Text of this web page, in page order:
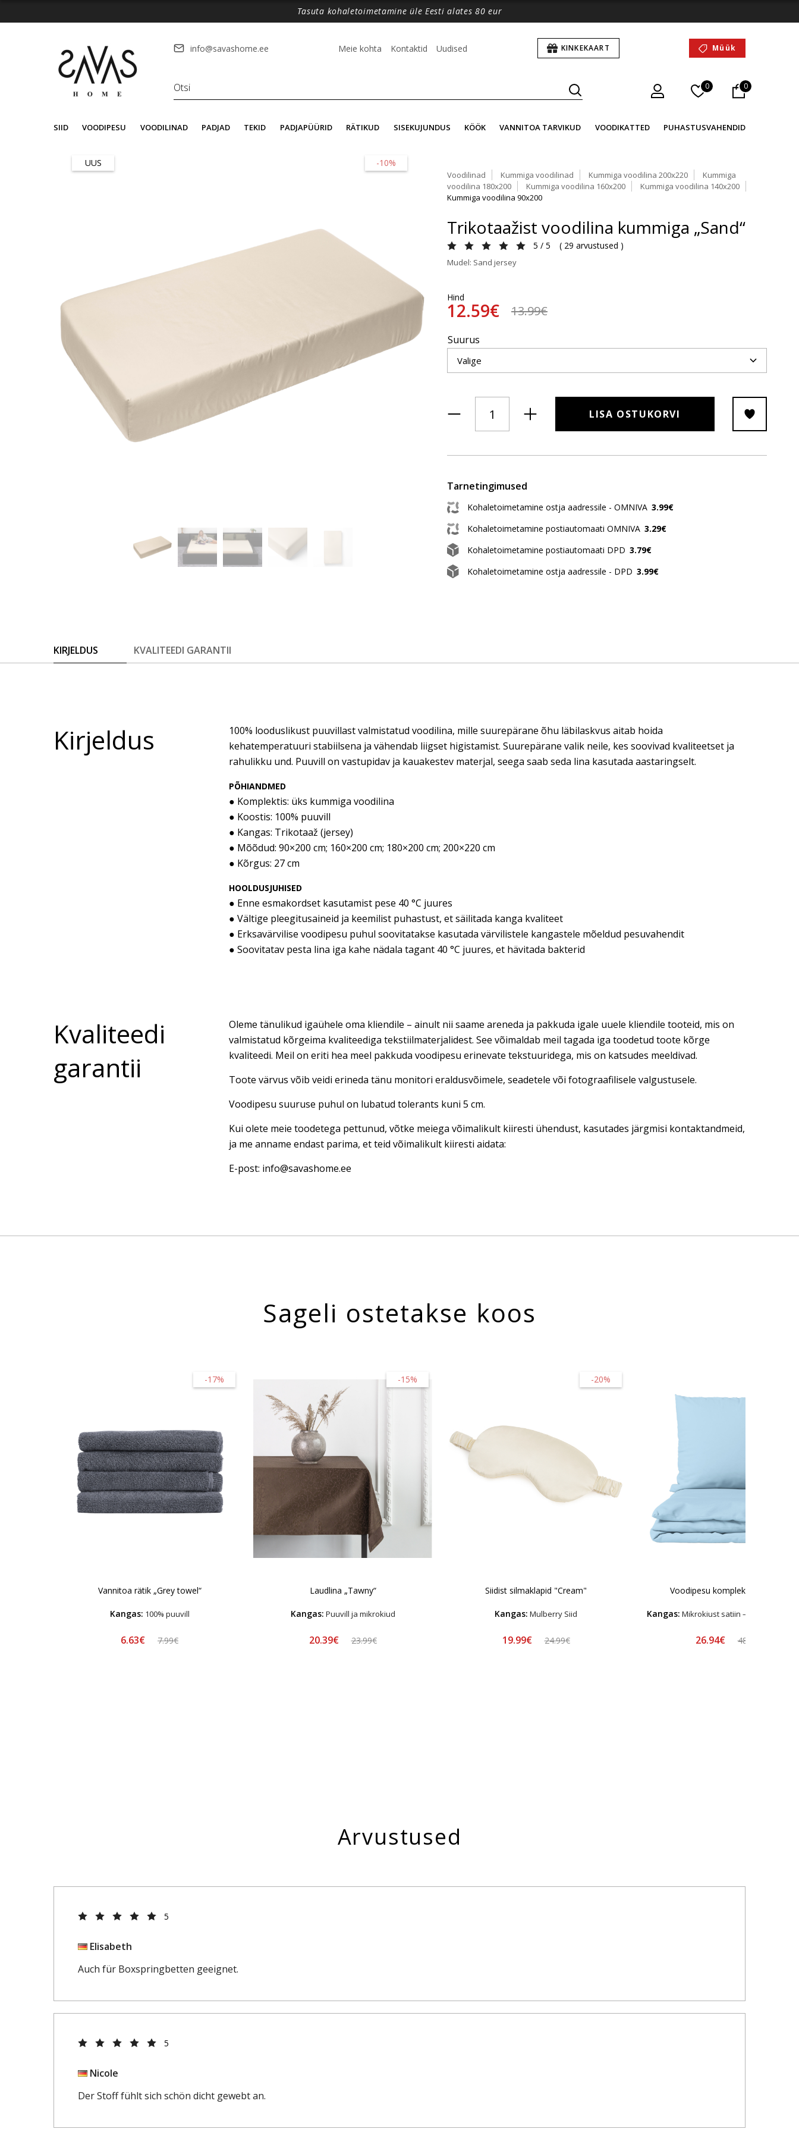
Tasuta kohaletoimetamine üle Eesti alates 80 eur
info@savashome.ee Meie kohta Kontaktid Uudised KINKEKAART Müük
0 0
SIID VOODIPESU VOODILINAD PADJAD TEKID PADJAPÜÜRID RÄTIKUD SISEKUJUNDUS KÖÖK VANNITOA TARVIKUD VOODIKATTED PUHASTUSVAHENDID
-10%
UUS
Voodilinad Kummiga voodilinad Kummiga voodilina 200x220
Kummiga
voodilina 180x200
Kummiga voodilina 160x200
Kummiga voodilina 140x200
Kummiga voodilina 90x200
Trikotaažist voodilina kummiga „Sand“
5 / 5 ( 29 arvustused )
Mudel: Sand jersey
Hind
12.59€ 13.99€
Suurus
LISA OSTUKORVI
Tarnetingimused
Kohaletoimetamine ostja aadressile - OMNIVA 3.99€
Kohaletoimetamine postiautomaati OMNIVA 3.29€
Kohaletoimetamine postiautomaati DPD 3.79€
Kohaletoimetamine ostja aadressile - DPD 3.99€
KIRJELDUS KVALITEEDI GARANTII
Kirjeldus
100% looduslikust puuvillast valmistatud voodilina, mille suurepärane õhu läbilaskvus aitab hoida
kehatemperatuuri stabiilsena ja vähendab liigset higistamist. Suurepärane valik neile, kes soovivad kvaliteetset ja
rahulikku und. Puuvill on vastupidav ja kauakestev materjal, seega saab seda lina kasutada aastaringselt.
PÕHIANDMED
● Komplektis: üks kummiga voodilina
● Koostis: 100% puuvill
● Kangas: Trikotaaž (jersey)
● Mõõdud: 90×200 cm; 160×200 cm; 180×200 cm; 200×220 cm
● Kõrgus: 27 cm
HOOLDUSJUHISED
● Enne esmakordset kasutamist pese 40 °C juures
● Vältige pleegitusaineid ja keemilist puhastust, et säilitada kanga kvaliteet
● Erksavärvilise voodipesu puhul soovitatakse kasutada värvilistele kangastele mõeldud pesuvahendit
● Soovitatav pesta lina iga kahe nädala tagant 40 °C juures, et hävitada bakterid
Kvaliteedi
garantii
Oleme tänulikud igaühele oma kliendile – ainult nii saame areneda ja pakkuda igale uuele kliendile tooteid, mis on
valmistatud kõrgeima kvaliteediga tekstiilmaterjalidest. See võimaldab meil tagada iga toodetud toote kõrge
kvaliteedi. Meil on eriti hea meel pakkuda voodipesu erinevate tekstuuridega, mis on katsudes meeldivad.
Toote värvus võib veidi erineda tänu monitori eraldusvõimele, seadetele või fotograafilisele valgustusele.
Voodipesu suuruse puhul on lubatud tolerants kuni 5 cm.
Kui olete meie toodetega pettunud, võtke meiega võimalikult kiiresti ühendust, kasutades järgmisi kontaktandmeid,
ja me anname endast parima, et teid võimalikult kiiresti aidata:
E-post: info@savashome.ee
Sageli ostetakse koos
-17%
Vannitoa rätik „Grey towel“
Kangas: 100% puuvill
6.63€ 7.99€
-15%
Laudlina „Tawny“
Kangas: Puuvill ja mikrokiud
20.39€ 23.99€
-20%
Siidist silmaklapid "Cream"
Kangas: Mulberry Siid
19.99€ 24.99€
Voodipesu komplekt "Blizzard"
Kangas: Mikrokiust satiin –
26.94€ 48.99€
Arvustused
5
Elisabeth
Auch für Boxspringbetten geeignet.
5
Nicole
Der Stoff fühlt sich schön dicht gewebt an.